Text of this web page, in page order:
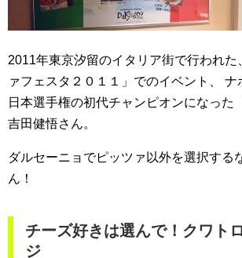
2011年東京汐留のイタリア街で行われた
ァフェスタ２０１１」でのイベント、
ナ
日本選手権の初代チャンピオンになった
吉田健悟さん。
ダルセーニョでピッツァ以外を選択する
ん！
チーズ好きは選んで！クワト
ジ